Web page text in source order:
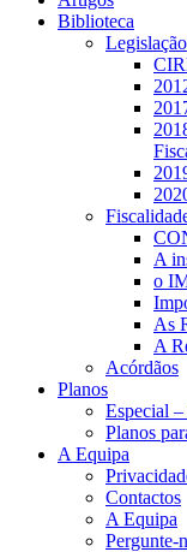
Biblioteca
Legislação
A
o
As
A
Acórdãos
Planos
Especial –
Planos
A Equipa
Contactos
A Equipa
Pergunte-